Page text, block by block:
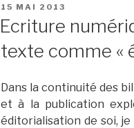
PUBLIÉ
15 MAI 2013
Ecriture
texte comme «
Dans la continuité des
et à la publication
éditorialisation de soi,